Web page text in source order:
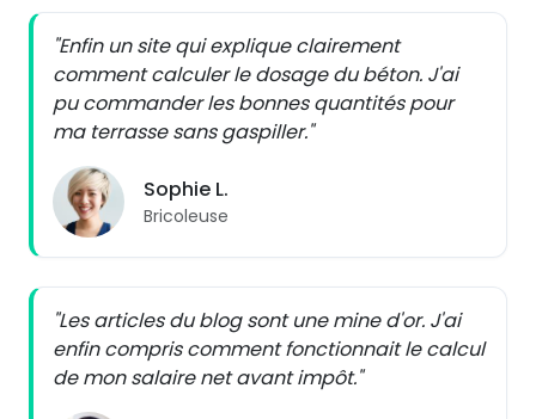
"Enfin un site qui explique clairement
comment calculer le dosage du béton. J'ai
pu commander les bonnes quantités pour
ma terrasse sans gaspiller."
Sophie L.
Bricoleuse
"Les articles du blog sont une mine d'or. J'ai
enfin compris comment fonctionnait le calcul
de mon salaire net avant impôt."